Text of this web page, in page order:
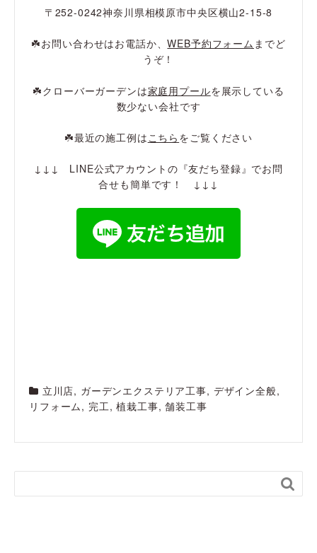
〒252-0242神奈川県相模原市中央区横山2-15-8
☘️お問い合わせはお電話か、WEB予約フォーム までど
うぞ！
☘️クローバーガーデンは家庭用プールを展示している
数少ない会社です
☘️最近の施工例は こちら をご覧ください
↓↓↓ LINE公式アカウントの『友だち登録』でお問
合せも簡単です！ ↓↓↓
立川店, ガーデンエクステリア工事, デザイン全般,
リフォーム, 完工,植栽工事,舗装工事
